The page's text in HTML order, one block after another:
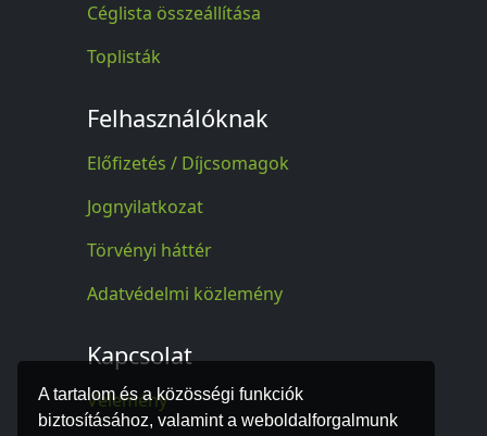
A tartalom és a közösségi funkciók
biztosításához, valamint a weboldalforgalmunk
Céglista összeállítása
Toplisták
Felhasználóknak
Előfizetés / Díjcsomagok
Jognyilatkozat
Törvényi háttér
Adatvédelmi közlemény
Kapcsolat
Vélemény